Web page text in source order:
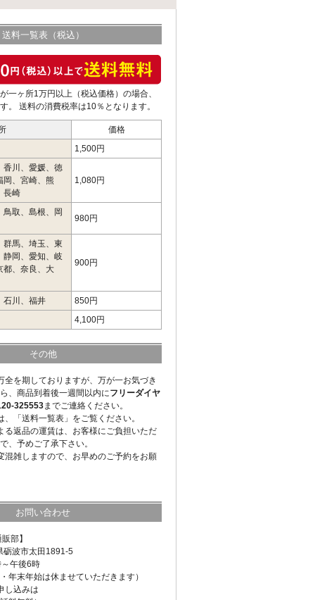
送料一覧表（税込）
一ヶ所1万円以上（税込価格）の場合、
。 送料の消費税率は10％となります。
価格
1,500円
香川、愛媛、徳
岡、宮崎、熊
長崎
1,080円
鳥取、島根、岡
980円
群馬、埼玉、東
静岡、愛知、岐
都、奈良、大
900円
石川、福井
850円
4,100円
その他
全を期しておりますが、万が一お気づき
、商品到着後一週間以内にフリーダイヤ
325553までご連絡ください。
、「送料一覧表」をご覧ください。
る返品の運賃は、お客様にご負担いただ
、予めご了承下さい。
混雑しますので、お早めのご予約をお願
お問い合わせ
部】
波市太田1891-5
午後6時
年末年始は休ませていただきます）
し込みは